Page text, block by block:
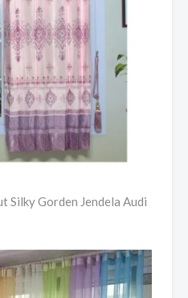
Silky Gorden Jendela Audi